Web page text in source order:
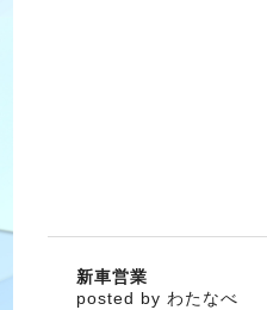
新車営業
posted by わたなべ